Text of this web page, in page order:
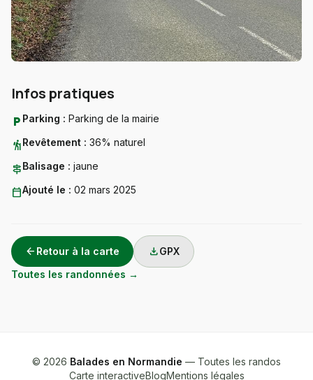
Infos pratiques
local_parking Parking : Parking de la mairie
hikingRevêtement : 36% naturel
signpostBalisage : jaune
calendar_todayAjouté le : 02 mars 2025
arrow_back Retour à la carte downloadGPX
Toutes les randonnées →
© 2026 Balades en Normandie — Toutes les randos
Carte interactiveBlogMentions légales